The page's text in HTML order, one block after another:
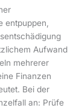
entpuppen,
Aufwand
mehrerer
Finanzen
Bei der
an: Prüfe